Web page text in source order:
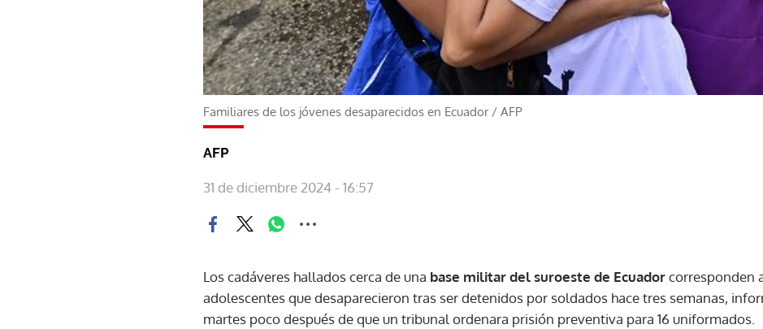
Familiares de los jóvenes desaparecidos en Ecuador/ AFP
AFP
31 de diciembre 2024 - 16:57
Los cadáveres hallados cerca de una base militar del suroeste de Ecuadorcorresponden
adolescentes que desaparecieron tras ser detenidos por soldados hace tres semanas,
martes poco después de que un tribunal ordenara prisión preventiva para 16 uniformados.